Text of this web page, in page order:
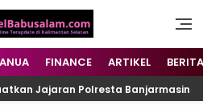
Kalsel,
Nusantara
FINANCE ARTIKEL BERITA
Jajaran Polresta Banjarmasin